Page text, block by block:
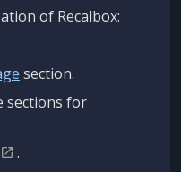
of Recalbox:
section.
sections for
.